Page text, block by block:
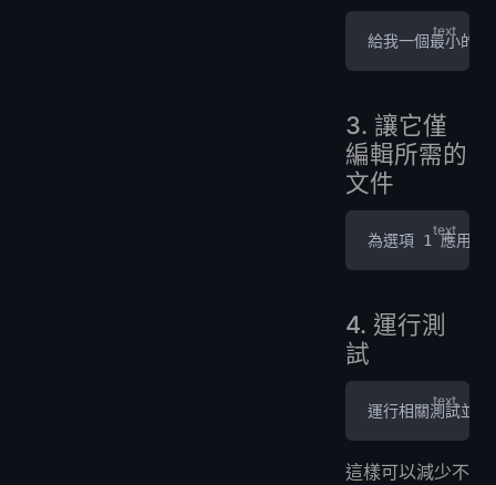
給我一個最小的
3. 讓它僅
編輯所需的
文件
為選項 1 應用最
4. 運行測
試
運行相關測試並總
這樣可以減少不